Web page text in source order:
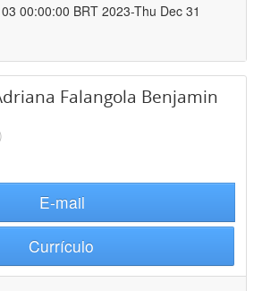
00:00:00 BRT 2023-Thu Dec 31
Falangola Benjamin
E-mail
Currículo